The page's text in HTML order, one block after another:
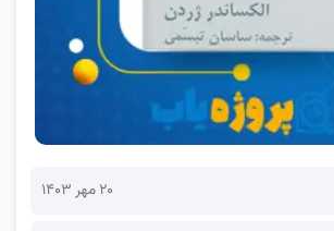
۲۰ مهر ۱۴۰۳